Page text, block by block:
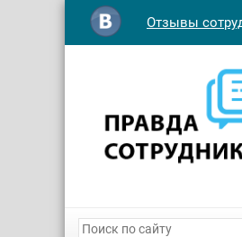
Отзывы